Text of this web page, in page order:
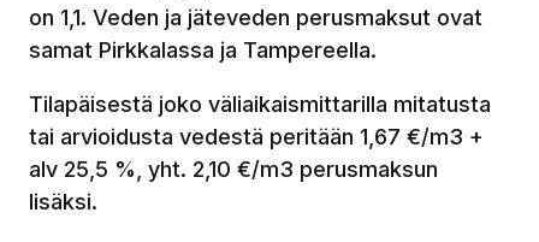
on 1,1. Veden ja jäteveden perusmaksut ovat
samat Pirkkalassa ja Tampereella.
Tilapäisestä joko väliaikaismittarilla mitatusta
tai arvioidusta vedestä peritään 1,67 €/m3 +
alv 25,5 %, yht. 2,10 €/m3 perusmaksun
lisäksi.